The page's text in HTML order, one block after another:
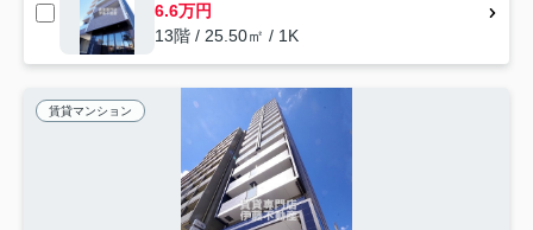
6.6万円
13階 / 25.50㎡ / 1K
賃貸マンション